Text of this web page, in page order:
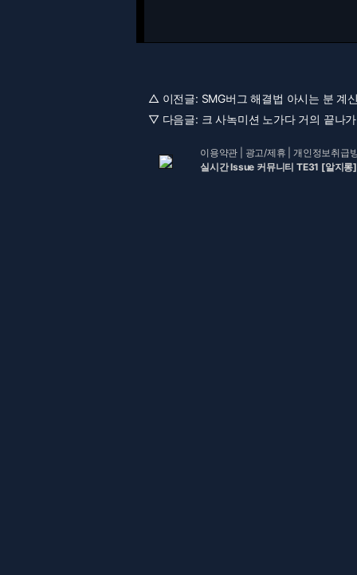
△ 이전글: SMG버그 해결법 아시는 분 계
▽ 다음글: 크 사녹미션 노가다 거의 끝나
이용약관 광고/제휴 |개인정보취급
실시간 Issue 커뮤니티 TE31 [알지